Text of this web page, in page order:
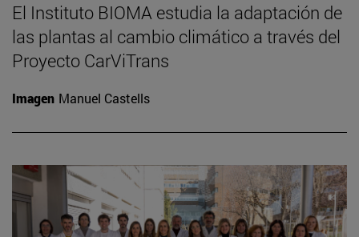
El Instituto BIOMA estudia la adaptación de
las plantas al cambio climático a través del
Proyecto CarViTrans
Imagen Manuel Castells